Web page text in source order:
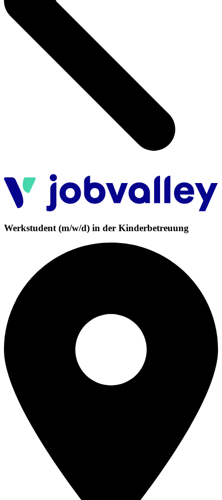
Werkstudent (m/w/d) in der Kinderbetreuung